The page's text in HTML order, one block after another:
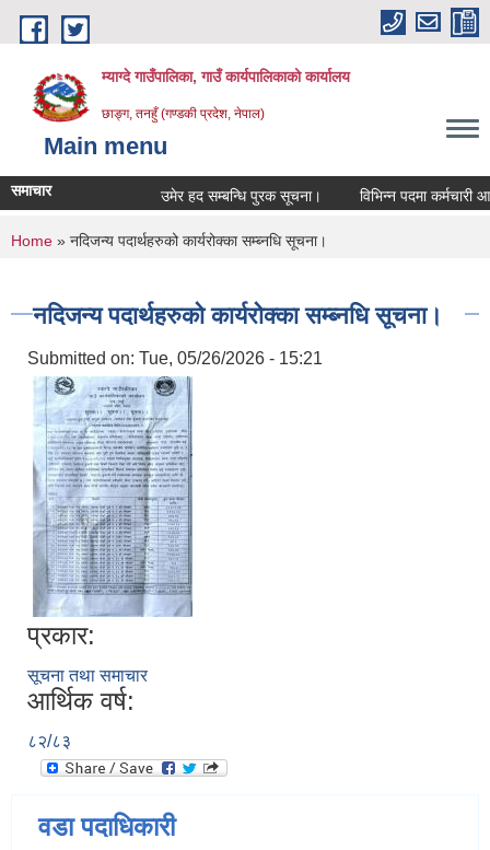
Skip to main content
म्याग्दे गाउँपालिका, गाउँ कार्यपालिकाको कार्यालय
छाङ्ग, तनहुँ (गण्डकी प्रदेश, नेपाल)
Main menu
समाचार उमेर हद सम्बन्धि पुरक सूचना। विभिन्न पदमा कर्मचारी
You are here
Home » नदिजन्य पदार्थहरुको कार्यरोक्का सम्ब्नधि सूचना।
नदिजन्य पदार्थहरुको कार्यरोक्का सम्ब्नधि सूचना।
Submitted on: Tue, 05/26/2026 - 15:21
प्रकार:
सूचना तथा समाचार
आर्थिक वर्ष:
८२/८३
वडा पदाधिकारी